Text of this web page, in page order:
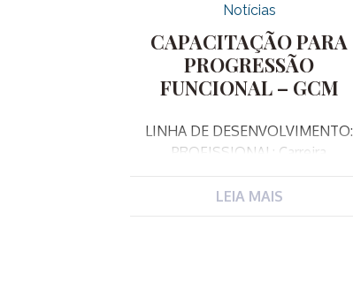
Notícias
CAPACITAÇÃO PARA
PROGRESSÃO
FUNCIONAL – GCM
LINHA DE DESENVOLVIMENTO:
PROFISSIONAL: Carreira
capacitação visa atender um dos
LEIA MAIS